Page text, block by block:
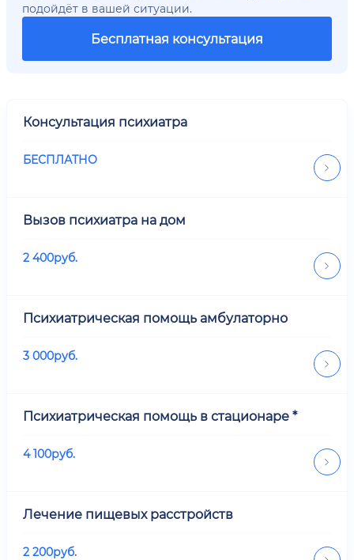
подойдёт в вашей ситуации.
Бесплатная консультация
Консультация психиатра
БЕСПЛАТНО
Вызов психиатра на дом
2 400руб.
Психиатрическая помощь амбулаторно
3 000руб.
Психиатрическая помощь в стационаре *
4 100руб.
Лечение пищевых расстройств
2 200руб.